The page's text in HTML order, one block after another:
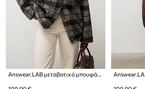
Answear.LAB μεταβατικό μπουφάν γυναικείο φλις